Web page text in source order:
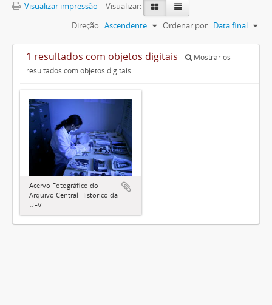
Visualizar impressão
Visualizar:
Ordenar por: Data final
Direção: Ascendente
1 resultados com objetos digitais
Mostrar os
resultados com objetos digitais
Acervo Fotográfico do
Arquivo Central Histórico da
UFV